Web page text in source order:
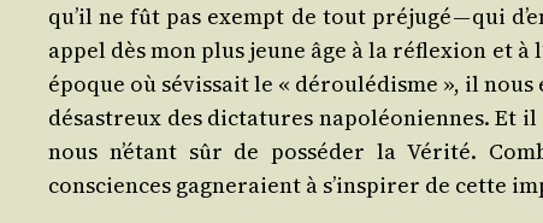
qu’il ne fût pas exempt de tout pré­ju­gé — qui
appel dès mon plus jeune âge à la réflexion et
époque où sévis­sait le « dérou­lé­disme », il
désas­treux des dic­ta­tures napo­léo­niennes. Et
nous n’é­tant sûr de pos­sé­der la Véri­té.
consciences gagne­raient à s’ins­pi­rer de cette